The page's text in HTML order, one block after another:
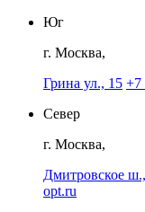
Юг
г. Москва,
Грина ул., 15 +7
Север
г. Москва,
Дмитровское
opt.ru